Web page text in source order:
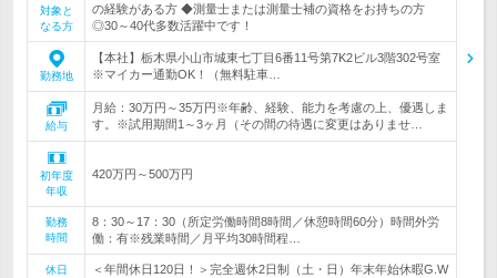
対象と
なる方
の経験がある方 ◆測量士または測量士補の資格をお持ちの方
◎30～40代多数活躍中です！
勤務地
【本社】栃木県小山市城東七丁目6番11号第7K2ビル3階302号室
※マイカー通勤OK！（無料駐車…
給与
月給：30万円～35万円※年齢、経験、能力を考慮の上、優遇しま
す。※試用期間1～3ヶ月（その間の待遇に変更はありませ…
初年度
年収
420万円～500万円
勤務
時間
8：30～17：30（所定労働時間8時間／休憩時間60分）時間外労
働：有※残業時間／月平均30時間程…
休日
＜年間休日120日！＞完全週休2日制（土・日）年末年始休暇G.W